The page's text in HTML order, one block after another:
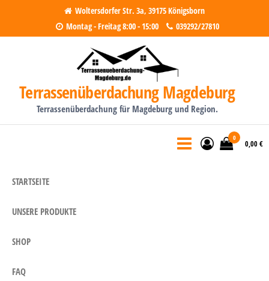
Inhalt
Woltersdorfer Str. 3a, 39175 Königsborn
Montag - Freitag 8:00 - 15:00
039292/27810
Terrassenüberdachung Magdeburg
Terrassenüberdachung für Magdeburg und Region.
0
0,00 €
STARTSEITE
UNSERE PRODUKTE
SHOP
FAQ